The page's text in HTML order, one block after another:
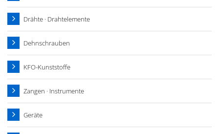
Drähte · Drahtelemente
Dehnschrauben
KFO-Kunststoffe
Zangen · Instrumente
Geräte